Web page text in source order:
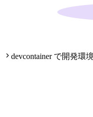
devcontainer で開発環